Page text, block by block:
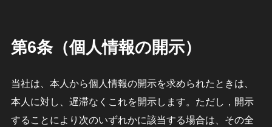
第6条（個人情報の開示）
当社は、本人から個人情報の開示を求められたときは、
本人に対し、遅滞なくこれを開示します。ただし，開示
することにより次のいずれかに該当する場合は、その全